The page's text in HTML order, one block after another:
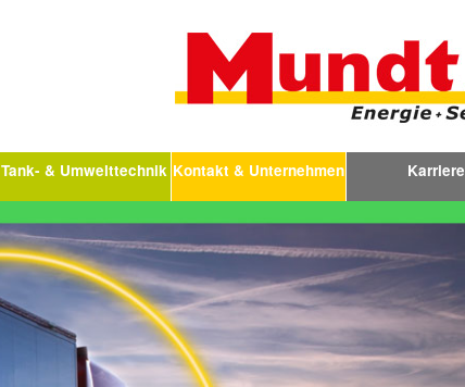
Tank- & Umwelttechnik Kontakt & Unternehmen Karriere